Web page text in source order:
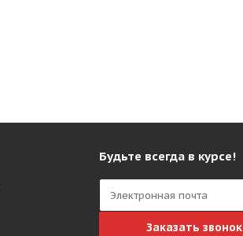
Будьте всегда в курсе!
Заказать звонок